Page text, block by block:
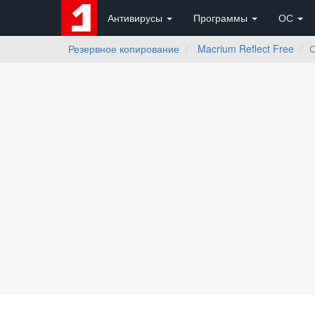
Антивирусы Программы ОС
Резервное копирование Macrium Reflect Free